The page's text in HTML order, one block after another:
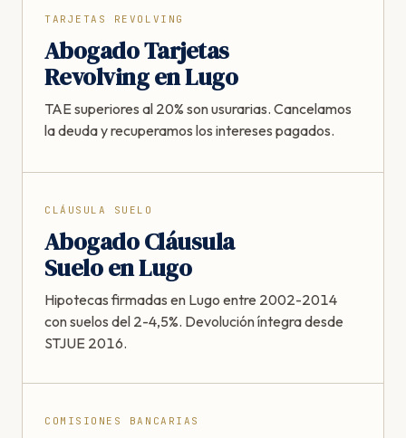
TARJETAS REVOLVING
Abogado Tarjetas
Revolving en Lugo
TAE superiores al 20% son usurarias. Cancelamos
la deuda y recuperamos los intereses pagados.
CLÁUSULA SUELO
Abogado Cláusula
Suelo en Lugo
Hipotecas firmadas en Lugo entre 2002-2014
con suelos del 2-4,5%. Devolución íntegra desde
STJUE 2016.
COMISIONES BANCARIAS